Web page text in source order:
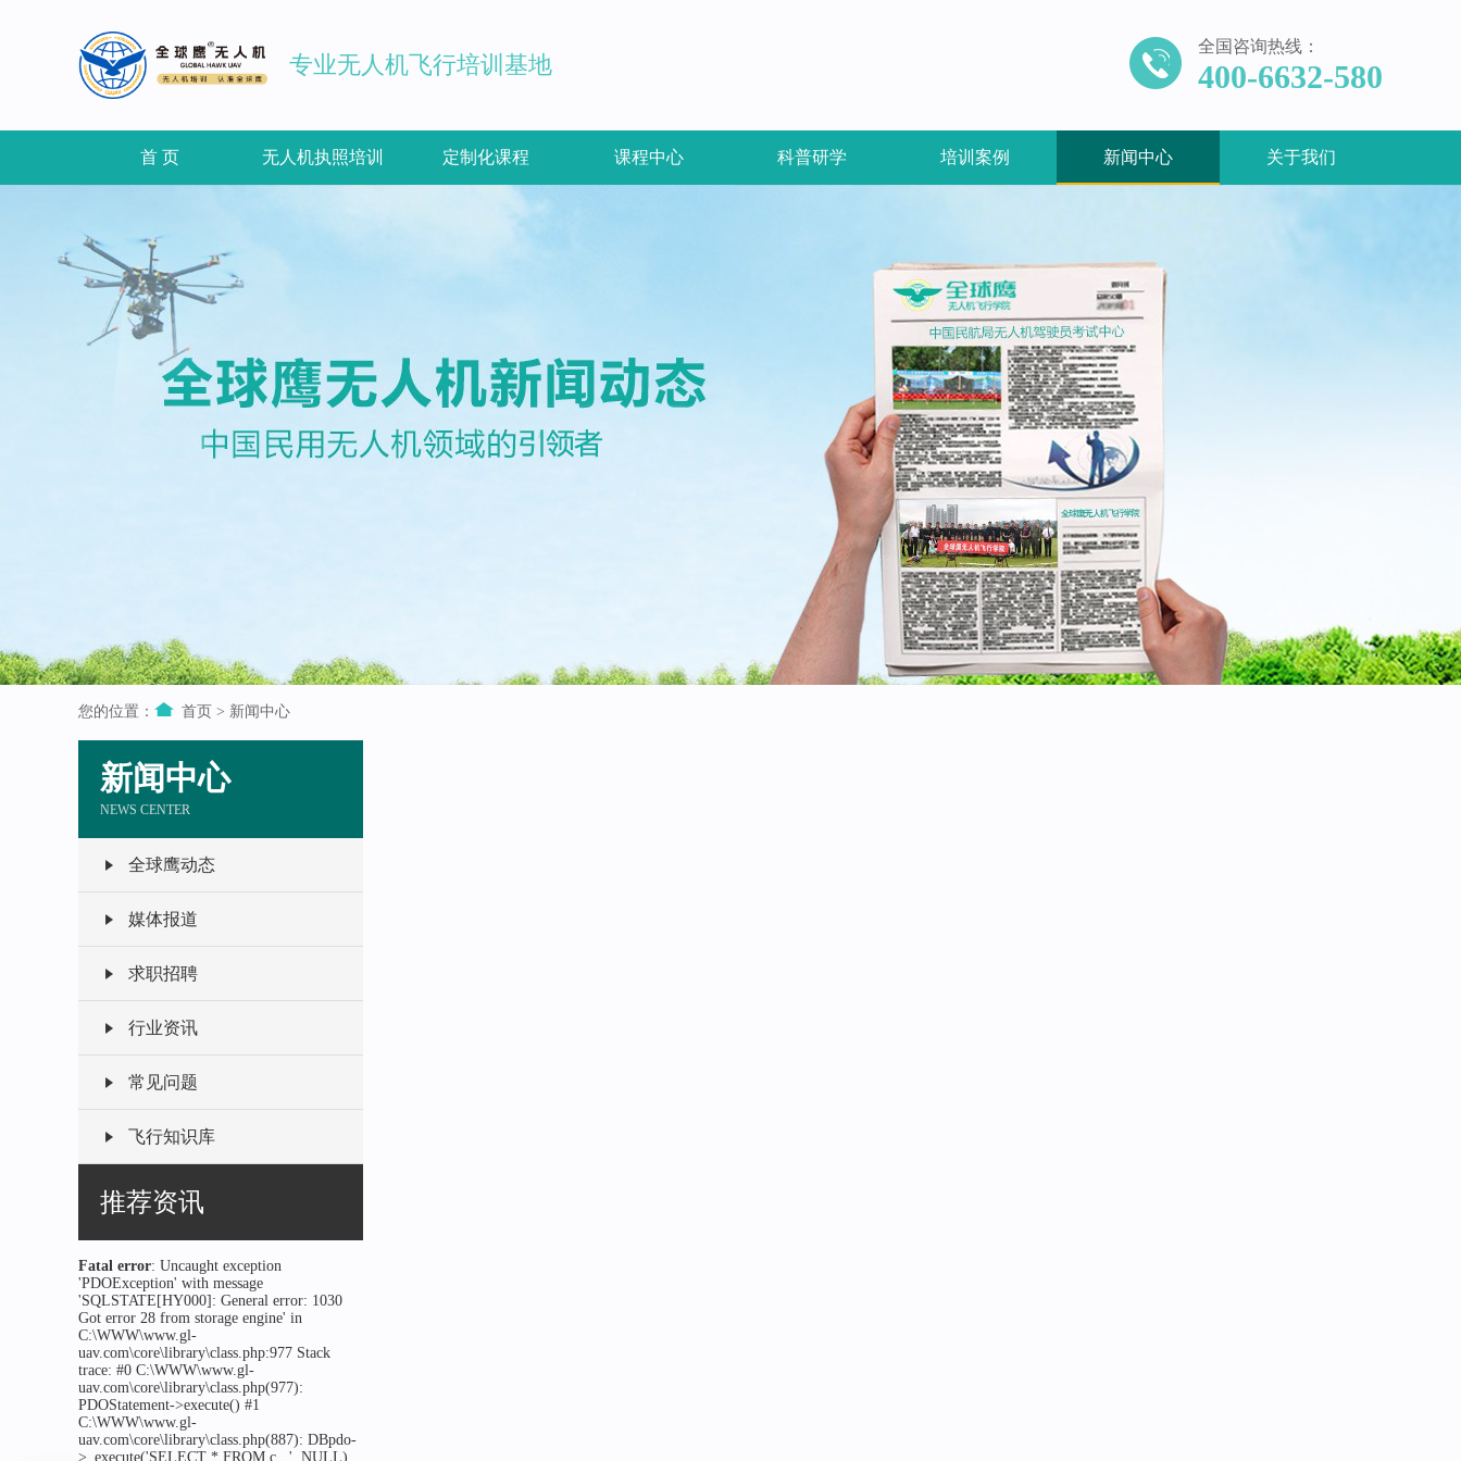
专业无人机飞行培训基地
全国咨询热线：
400-6632-580
首 页 无人机执照培训 定制化课程 课程中心 科普研学 培训案例 新闻中心 关于我们
您的位置： 首页 > 新闻中心
新闻中心
NEWS CENTER
全球鹰动态
媒体报道
求职招聘
行业资讯
常见问题
飞行知识库
推荐资讯
Fatal error: Uncaught exception
'PDOException' with message
'SQLSTATE[HY000]: General error: 1030
Got error 28 from storage engine' in
C:\WWW\www.gl-
uav.com\core\library\class.php:977 Stack
trace: #0 C:\WWW\www.gl-
uav.com\core\library\class.php(977):
PDOStatement->execute() #1
C:\WWW\www.gl-
uav.com\core\library\class.php(887): DBpdo-
>_execute('SELECT * FROM c...', NULL)